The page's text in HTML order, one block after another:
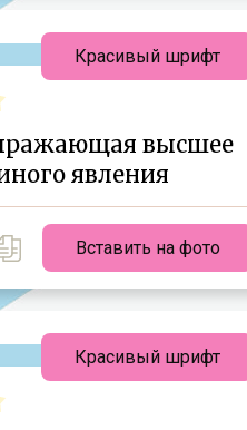
высшее
явления
Вставить на фото
Красивый шрифт
Красивый шрифт